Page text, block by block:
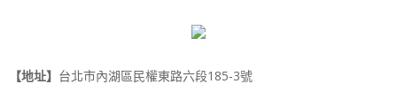
【地址】 台北市內湖區民權東路六段185-3號